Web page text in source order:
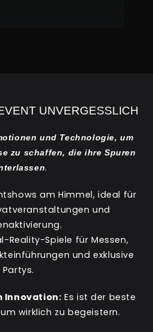
UNVERGESSLICH
und Technologie, um
zu schaffen, die ihre Spuren
.
am Himmel, ideal für
und
Reality-Spiele für Messen,
und exklusive
Partys.
Innovation: Es ist der beste
wirklich zu begeistern.